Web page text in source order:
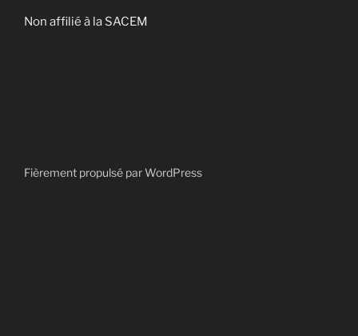
Non affilié à la SACEM
Fièrement propulsé par WordPress